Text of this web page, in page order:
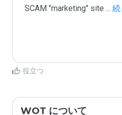
SCAM "marketing" site ... 続
役立つ
WOT について